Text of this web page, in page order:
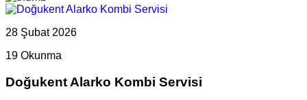
28 Şubat 2026
19 Okunma
Doğukent Alarko Kombi Servisi